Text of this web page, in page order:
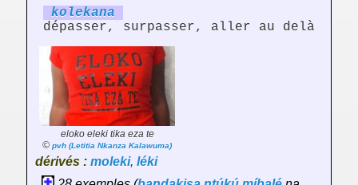
kolekana
dépasser, surpasser, aller au delà
eloko eleki tika eza te
© pvh (Letitia Nkanza Kalawuma)
dérivés : moleki, léki